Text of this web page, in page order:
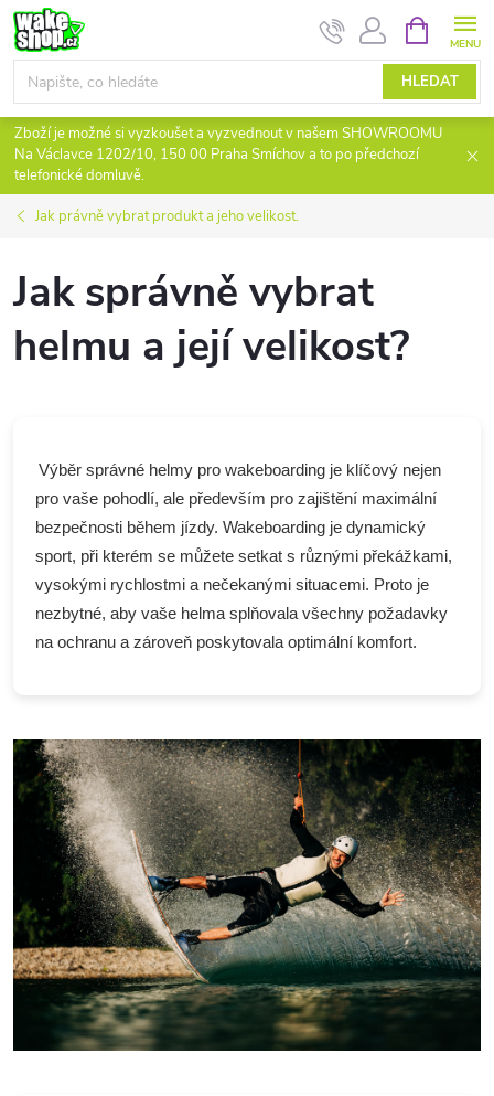
Přejít
na
obsah
HLEDAT
NÁKUPNÍ
KOŠÍK
Zboží je možné si vyzkoušet a vyzvednout v našem SHOWROOMU
Na Václavce 1202/10, 150 00 Praha Smíchov a to po předchozí
telefonické domluvě.
Jak právně vybrat produkt a jeho velikost.
Jak správně vybrat
helmu a její velikost?
Výběr správné helmy pro wakeboarding je klíčový nejen
pro vaše pohodlí, ale především pro zajištění maximální
bezpečnosti během jízdy. Wakeboarding je dynamický
sport, při kterém se můžete setkat s různými překážkami,
vysokými rychlostmi a nečekanými situacemi. Proto je
nezbytné, aby vaše helma splňovala všechny požadavky
na ochranu a zároveň poskytovala optimální komfort.